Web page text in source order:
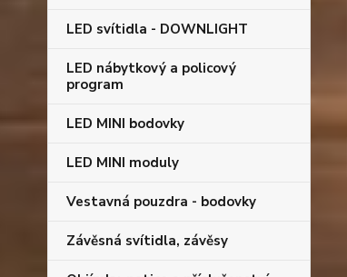
LED svítidla - DOWNLIGHT
LED nábytkový a policový
program
LED MINI bodovky
LED MINI moduly
Vestavná pouzdra - bodovky
Závěsná svítidla, závěsy